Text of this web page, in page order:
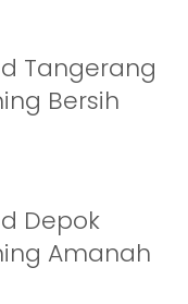
Tangerang
Bersih
Depok
Amanah